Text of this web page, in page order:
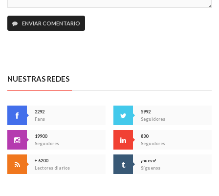
ENVIAR COMENTARIO
NUESTRAS REDES
2292
Fans
5992
Seguidores
19900
Seguidores
830
Seguidores
+ 6200
Lectores diarios
¡nuevo!
Síguenos